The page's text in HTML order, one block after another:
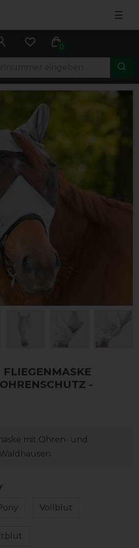
☰
0
-
mit Ohren- und
Vollblut